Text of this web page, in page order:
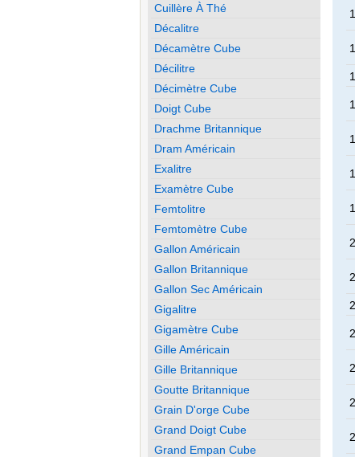
Cuillère À Thé
Décalitre
Décamètre Cube
Décilitre
Décimètre Cube
Doigt Cube
Drachme Britannique
Dram Américain
Exalitre
Examètre Cube
Femtolitre
Femtomètre Cube
Gallon Américain
Gallon Britannique
Gallon Sec Américain
Gigalitre
Gigamètre Cube
Gille Américain
Gille Britannique
Goutte Britannique
Grain D'orge Cube
Grand Doigt Cube
Grand Empan Cube